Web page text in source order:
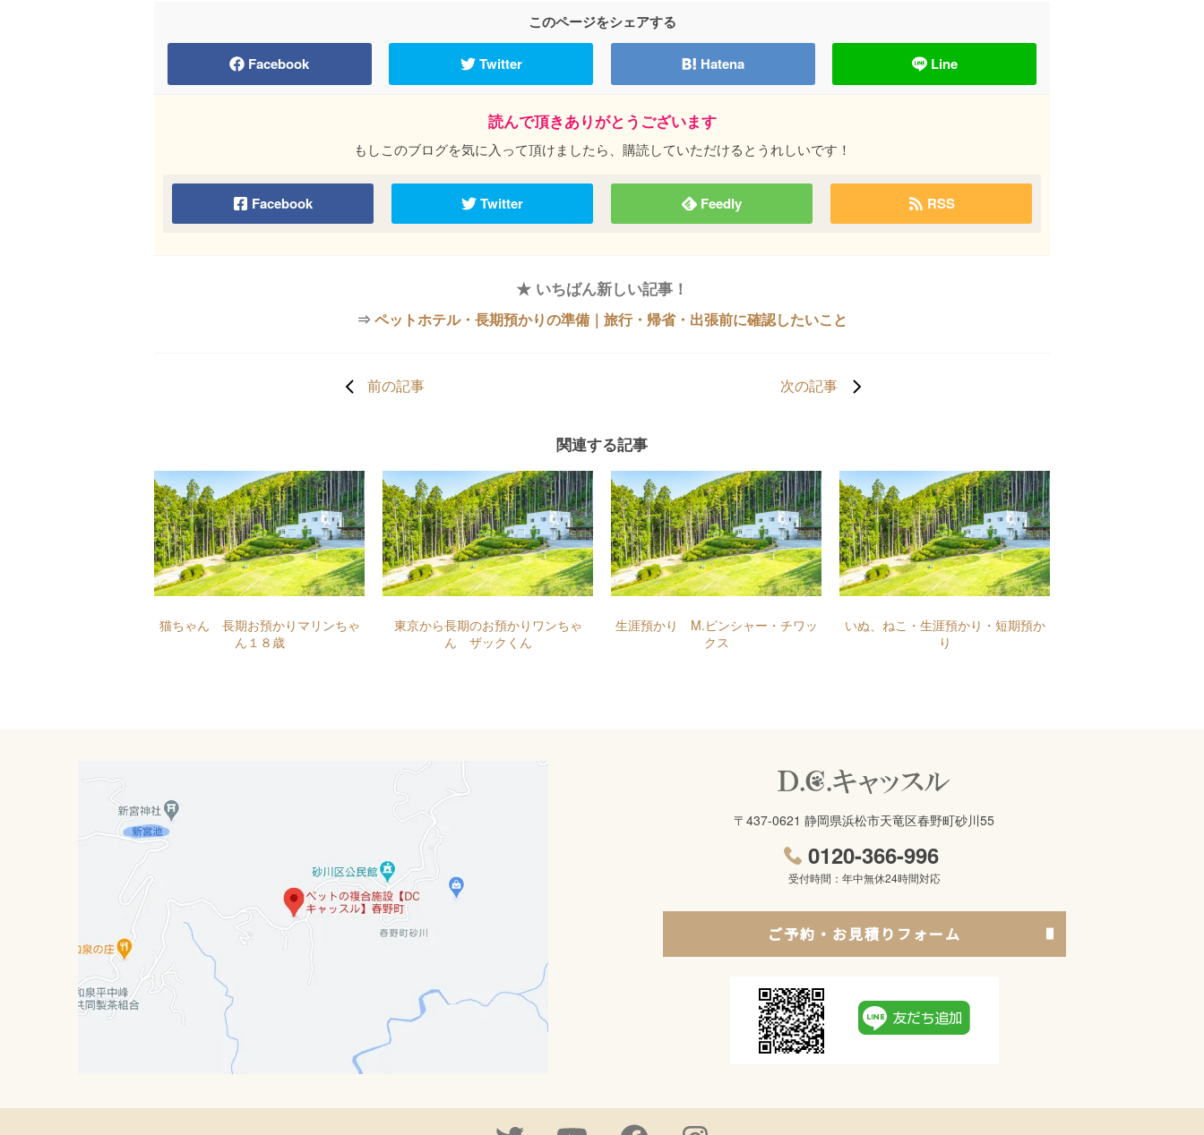
このページをシェアする
Facebook Twitter Hatena Line
読んで頂きありがとうございます
もしこのブログを気に入って頂けましたら、購読していただけるとうれしいです！
Facebook Twitter Feedly RSS
★ いちばん新しい記事！
⇒ ペットホテル・長期預かりの準備｜旅行・帰省・出張前に確認したいこと
前の記事 次の記事
関連する記事
猫ちゃん 長期お預かりマリンちゃ
ん１８歳
東京から長期のお預かりワンちゃ
ん ザックくん
生涯預かり M.ピンシャー・チワッ
クス
いぬ、ねこ・生涯預かり・短期預か
り
〒437-0621 静岡県浜松市天竜区春野町砂川55
0120-366-996
受付時間：年中無休24時間対応
ご予約・お見積りフォーム